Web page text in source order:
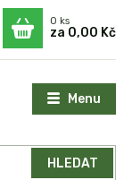
Menu
HLEDAT
0ks
za 0,00 Kč